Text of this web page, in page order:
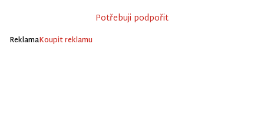
Potřebuji podpořit
ReklamaKoupit reklamu